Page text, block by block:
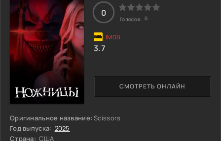
Оригинальное название: Scissors
Год выпуска: 2025
Страна: США
СМОТРЕТЬ ОНЛАЙН
0
Голосов: 0
3.7